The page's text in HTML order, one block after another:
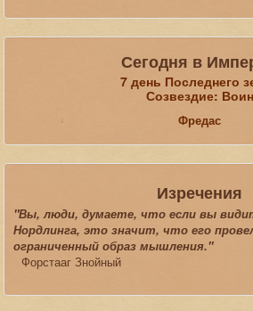
Сегодня в
7 день Последнего
Созвездие: Воин
Фредас
Изречения
"Вы, люди, думаете, что если вы
Нордлинга, это значит, что его
ограниченный образ мышления."
Форстааг Знойный